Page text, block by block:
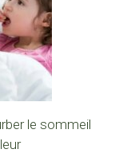
le sommeil